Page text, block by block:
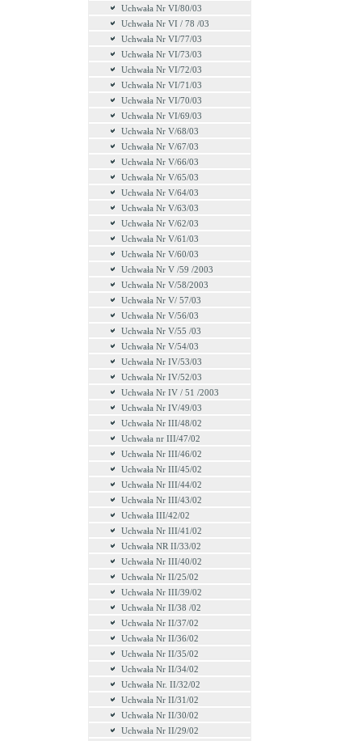
Uchwała Nr VI/80/03
Uchwała Nr VI / 78 /03
Uchwała Nr VI/77/03
Uchwała Nr VI/73/03
Uchwała Nr VI/72/03
Uchwała Nr VI/71/03
Uchwała Nr VI/70/03
Uchwała Nr VI/69/03
Uchwała Nr V/68/03
Uchwała Nr V/67/03
Uchwała Nr V/66/03
Uchwała Nr V/65/03
Uchwała Nr V/64/03
Uchwała Nr V/63/03
Uchwała Nr V/62/03
Uchwała Nr V/61/03
Uchwała Nr V/60/03
Uchwała Nr V /59 /2003
Uchwała Nr V/58/2003
Uchwała Nr V/ 57/03
Uchwała Nr V/56/03
Uchwała Nr V/55 /03
Uchwała Nr V/54/03
Uchwała Nr IV/53/03
Uchwała Nr IV/52/03
Uchwała Nr IV / 51 /2003
Uchwała Nr IV/49/03
Uchwała Nr III/48/02
Uchwała nr III/47/02
Uchwała Nr III/46/02
Uchwała Nr III/45/02
Uchwała Nr III/44/02
Uchwała Nr III/43/02
Uchwała III/42/02
Uchwała Nr III/41/02
Uchwała NR II/33/02
Uchwała Nr III/40/02
Uchwała Nr II/25/02
Uchwała Nr III/39/02
Uchwała Nr II/38 /02
Uchwała Nr II/37/02
Uchwała Nr II/36/02
Uchwała Nr II/35/02
Uchwała Nr II/34/02
Uchwała Nr. II/32/02
Uchwała Nr II/31/02
Uchwała Nr II/30/02
Uchwała Nr II/29/02